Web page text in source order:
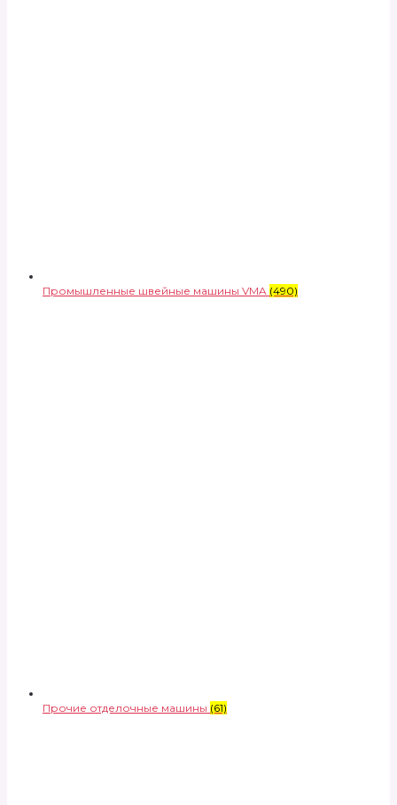
Промышленные швейные машины VMA (490)
Прочие отделочные машины (61)